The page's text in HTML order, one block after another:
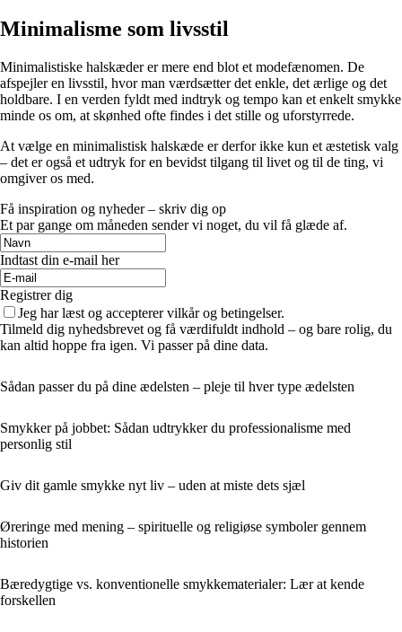
Minimalisme som livsstil
Minimalistiske halskæder er mere end blot et modefænomen. De
afspejler en livsstil, hvor man værdsætter det enkle, det ærlige og det
holdbare. I en verden fyldt med indtryk og tempo kan et enkelt smykke
minde os om, at skønhed ofte findes i det stille og uforstyrrede.
At vælge en minimalistisk halskæde er derfor ikke kun et æstetisk valg
– det er også et udtryk for en bevidst tilgang til livet og til de ting, vi
omgiver os med.
Få inspiration og nyheder – skriv dig op
Et par gange om måneden sender vi noget, du vil få glæde af.
Indtast din e-mail her
Registrer dig
Jeg har læst og accepterer vilkår og betingelser.
Tilmeld dig nyhedsbrevet og få værdifuldt indhold – og bare rolig, du
kan altid hoppe fra igen. Vi passer på dine data.
Sådan passer du på dine ædelsten – pleje til hver type ædelsten
Smykker på jobbet: Sådan udtrykker du professionalisme med
personlig stil
Giv dit gamle smykke nyt liv – uden at miste dets sjæl
Øreringe med mening – spirituelle og religiøse symboler gennem
historien
Bæredygtige vs. konventionelle smykkematerialer: Lær at kende
forskellen